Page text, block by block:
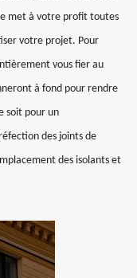
met à votre profit toutes
votre projet. Pour
vous fier au
à fond pour rendre
soit pour un
des joints de
des isolants et